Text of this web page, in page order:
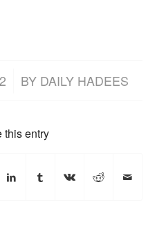
BY DAILY HADEES
this entry